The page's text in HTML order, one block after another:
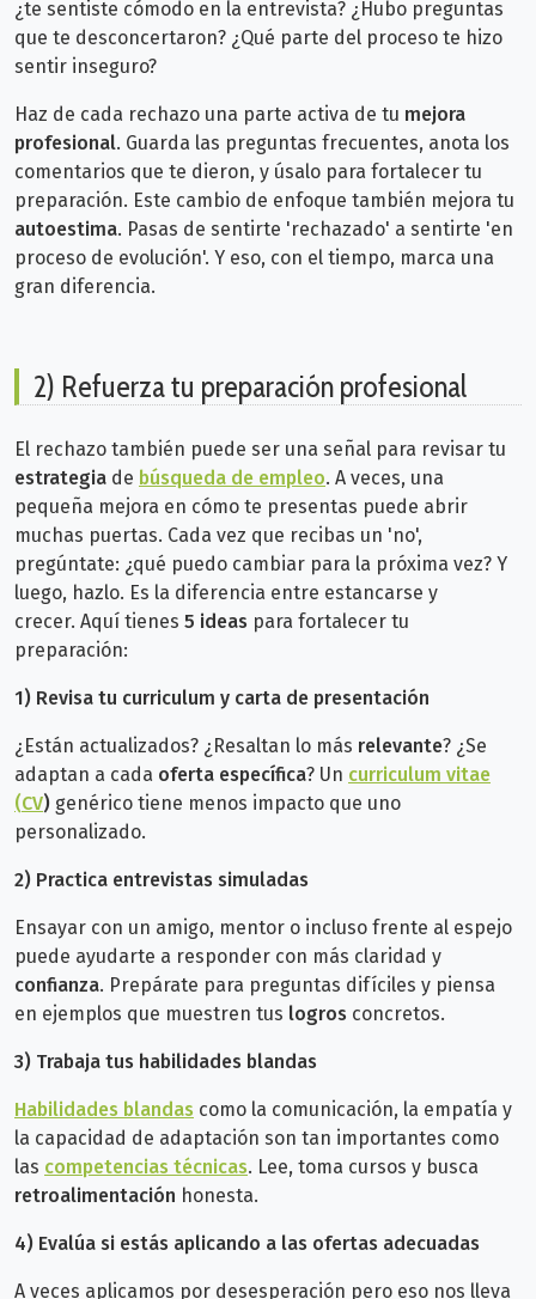
¿te sentiste cómodo en la entrevista? ¿Hubo preguntas
que te desconcertaron? ¿Qué parte del proceso te hizo
sentir inseguro?
Haz de cada rechazo una parte activa de tu mejora
profesional. Guarda las preguntas frecuentes, anota los
comentarios que te dieron, y úsalo para fortalecer tu
preparación. Este cambio de enfoque también mejora tu
autoestima. Pasas de sentirte 'rechazado' a sentirte 'en
proceso de evolución'. Y eso, con el tiempo, marca una
gran diferencia.
2) Refuerza tu preparación profesional
El rechazo también puede ser una señal para revisar tu
estrategia de búsqueda de empleo. A veces, una
pequeña mejora en cómo te presentas puede abrir
muchas puertas. Cada vez que recibas un 'no',
pregúntate: ¿qué puedo cambiar para la próxima vez? Y
luego, hazlo. Es la diferencia entre estancarse y
crecer. Aquí tienes 5 ideas para fortalecer tu
preparación:
1) Revisa tu curriculum y carta de presentación
¿Están actualizados? ¿Resaltan lo más relevante? ¿Se
adaptan a cada oferta específica? Un curriculum vitae
(CV) genérico tiene menos impacto que uno
personalizado.
2) Practica entrevistas simuladas
Ensayar con un amigo, mentor o incluso frente al espejo
puede ayudarte a responder con más claridad y
confianza. Prepárate para preguntas difíciles y piensa
en ejemplos que muestren tus logros concretos.
3) Trabaja tus habilidades blandas
Habilidades blandas como la comunicación, la empatía y
la capacidad de adaptación son tan importantes como
las competencias técnicas. Lee, toma cursos y busca
retroalimentación honesta.
4) Evalúa si estás aplicando a las ofertas adecuadas
A veces aplicamos por desesperación pero eso nos lleva